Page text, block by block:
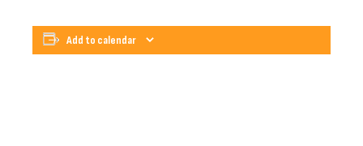
Add to calendar